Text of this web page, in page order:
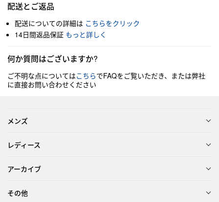
配送とご返品
配送についての詳細は こちらをクリック
14日間返品保証 もっと詳しく
何か質問はございますか?
ご不明な点についてはこちらでFAQをご覧いただき、または弊社
に直接お問い合わせください
メンズ
レディース
アーカイブ
その他